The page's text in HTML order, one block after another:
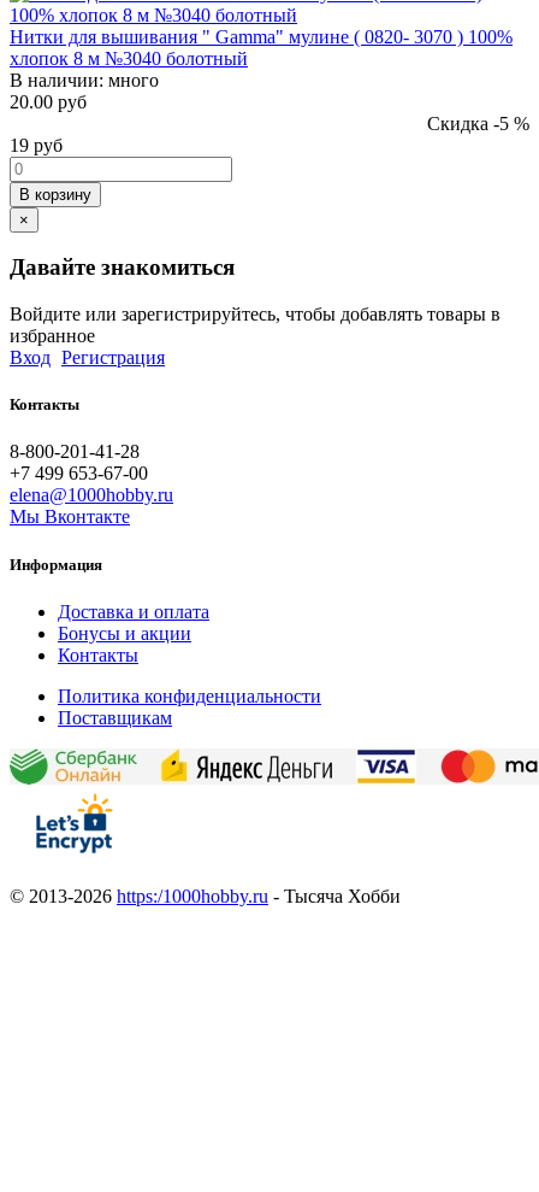
Нитки для вышивания " Gamma" мулине ( 0820- 3070 ) 100%
хлопок 8 м №3040 болотный
В наличии: много
20.00 руб
Скидка -5 %
19 руб
В корзину
×
Давайте знакомиться
Войдите или зарегистрируйтесь, чтобы добавлять товары в
избранное
Вход Регистрация
Контакты
8-800-201-41-28
+7 499 653-67-00
elena@1000hobby.ru
Мы Вконтакте
Информация
Доставка и оплата
Бонусы и акции
Контакты
Политика конфиденциальности
Поставщикам
© 2013-2026 https:/1000hobby.ru - Тысяча Хобби